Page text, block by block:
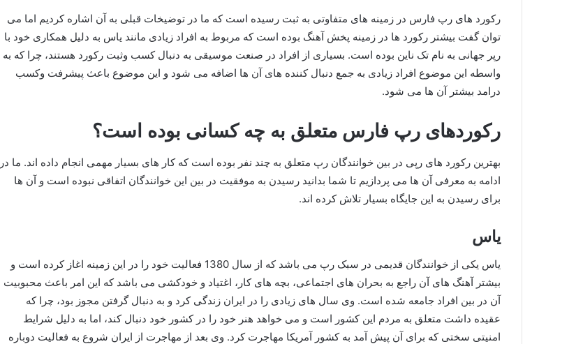
رکورد های رپ فارس در زمینه های متفاوتی به ثبت رسیده است که ما در توضیخات قبلی به آن اشاره کردیم اما می
توان گفت بیشتر رکورد ها در زمینه پخش آهنگ بوده است که مربوط به افراد زیادی مانند یاس به دلیل همکاری خود با
رپر جهانی به نام تک ناین بوده است. بسیاری از افراد در صنعت موسیقی به دنبال کسب وثبت رکورد هستند، چرا که به
واسطه این موضوع افراد زیادی به جمع دنبال کننده های آن ها اضافه می شود و این موضوع باعث پیشرفت وکسب
درامد بیشتر آن ها می شود.
رکوردهای رپ فارس متعلق به چه کسانی بوده است؟
بهترین رکورد های رپی در بین خوانندگان رپ متعلق به چند نفر بوده است که کار های بسیار مهمی انجام داده اند. ما در
ادامه به معرفی آن ها می پردازیم تا شما بدانید رسیدن به موفقیت در بین این خوانندگان اتفاقی نبوده است و آن ها
برای رسیدن به این جایگاه بسیار تلاش کرده اند.
یاس
یاس یکی از خوانندگان قدیمی در سبک رپ می باشد که از سال 1380 فعالیت خود را در این زمینه اغاز کرده است و
بیشتر آهنگ های آن راجع به بحران های اجتماعی، بچه های کار، اغتیاد و خودکشی می باشد که این امر باعث محبوبیت
آن در بین افراد جامعه شده است. وی سال های زیادی را در ایران زندگی کرد و به دنبال گرفتن مجوز بود، چرا که
عقیده داشت متعلق به مردم این کشور است و می خواهد هنر خود را در کشور خود دنبال کند، اما به دلیل شرایط
امنیتی سختی که برای آن پیش آمد به کشور آمریکا مهاجرت کرد. وی بعد از مهاجرت از ایران شروع به فعالیت دوباره